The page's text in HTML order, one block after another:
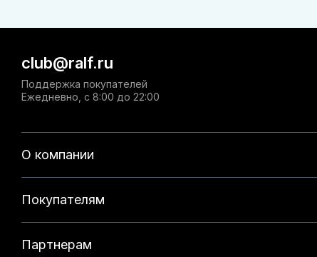
О компании
Покупателям
Партнерам
club@ralf.ru
Поддержка покупателей
Ежедневно, с 8:00 до 22:00